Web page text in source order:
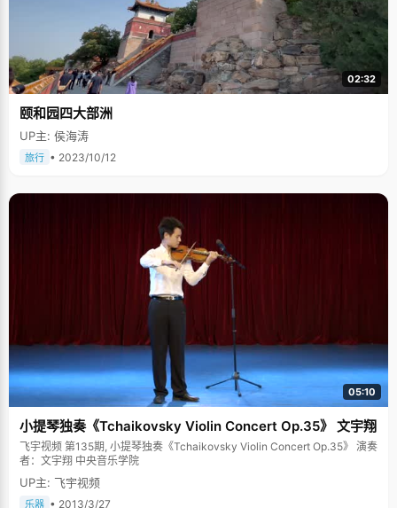
02:32
颐和园四大部洲
UP主: 侯海涛
旅行 • 2023/10/12
05:10
小提琴独奏《Tchaikovsky Violin Concert Op.35》 文宇翔
飞宇视频 第135期, 小提琴独奏《Tchaikovsky Violin Concert Op.35》 演奏
者：文宇翔 中央音乐学院
UP主: 飞宇视频
乐器 • 2013/3/27